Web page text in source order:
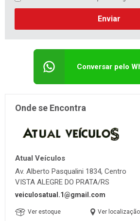
Enviar
Conversar pelo
Onde se Encontra
Atual Veículos
Av. Alberto Pasqualini 1834, Centro
VISTA ALEGRE DO PRATA/RS
veiculosatual.1@gmail.com
Ver estoque Ver localização